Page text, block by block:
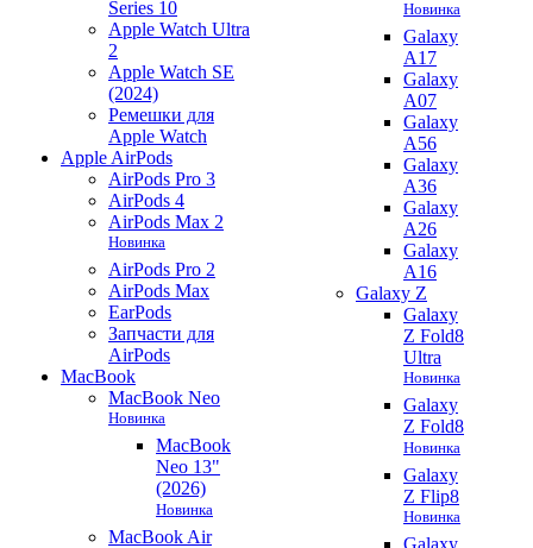
Series 10
Apple Watch Ultra
2
Apple Watch SE
(2024)
Ремешки для
Apple Watch
Apple AirPods
AirPods Pro 3
AirPods 4
AirPods Max 2
Новинка
AirPods Pro 2
AirPods Max
EarPods
Запчасти для
AirPods
MacBook
MacBook Neo
Новинка
MacBook
Neo 13"
(2026)
Новинка
MacBook Air
Новинка
Galaxy
A17
Galaxy
A07
Galaxy
A56
Galaxy
A36
Galaxy
A26
Galaxy
A16
Galaxy Z
Galaxy
Z Fold8
Ultra
Новинка
Galaxy
Z Fold8
Новинка
Galaxy
Z Flip8
Новинка
Galaxy